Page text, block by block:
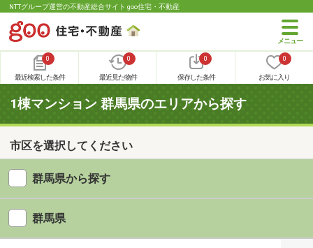
NTTグループ運営の不動産総合サイト goo住宅・不動産
0
最近検索した条件
0
最近見た物件
0
保存した条件
0
お気に入り
1棟マンション 群馬県のエリアから探す
市区を選択してください
群馬県から探す
群馬県